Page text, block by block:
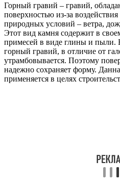
Горный гравий – гравий,
поверхностью из-за
природных условий – ветра,
Этот вид камня содержит в
примесей в виде глины и пыли.
горный гравий, в отличие от
утрамбовывается. Поэтому
надежно сохраняет форму.
применяется в целях